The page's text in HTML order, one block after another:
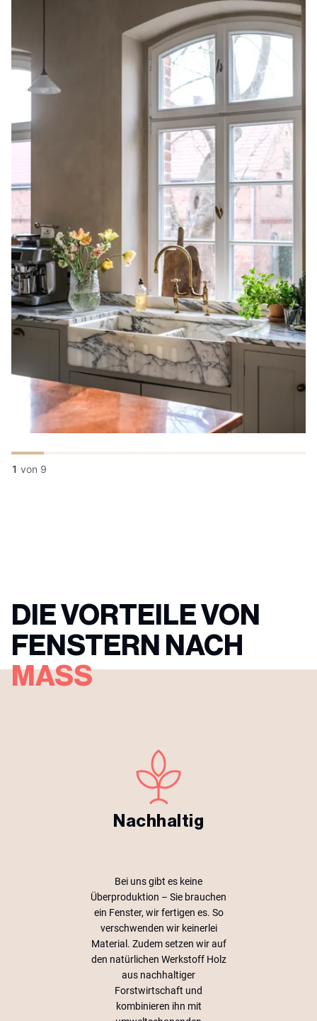
1 von 9
DIE VORTEILE VON
FENSTERN NACH
MASS
Nachhaltig
Bei uns gibt es keine
Überproduktion – Sie brauchen
ein Fenster, wir fertigen es. So
verschwenden wir keinerlei
Material. Zudem setzen wir auf
den natürlichen Werkstoff Holz
aus nachhaltiger
Forstwirtschaft und
kombinieren ihn mit